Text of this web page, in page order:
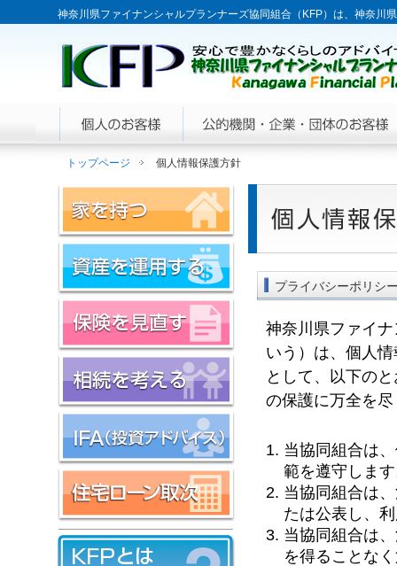
神奈川県ファイナンシャルプランナーズ協同組合（KFP）は、神奈川
トップページ 個人情報保護方針
プライバシーポリシ
神奈川県ファイ
いう）は、個人
として、以下の
の保護に万全を
当協同組合は
範を遵守しま
当協同組合は
たは公表し、
当協同組合は
を得ることな